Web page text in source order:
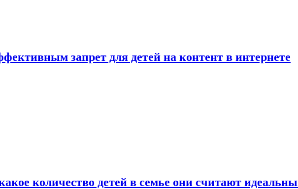
запрет для детей на контент в интернете
количество детей в семье они считают